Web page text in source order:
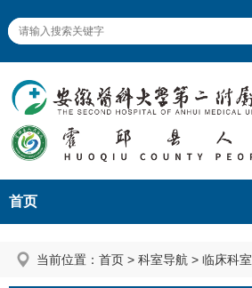
首页
当前位置： 首页 > 科室导航 > 临床科室